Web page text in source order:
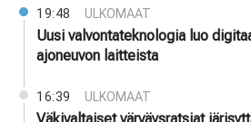
19:48 ULKOMAAT
Uusi valvontateknologia luo
ajoneuvon laitteista
16:39 ULKOMAAT